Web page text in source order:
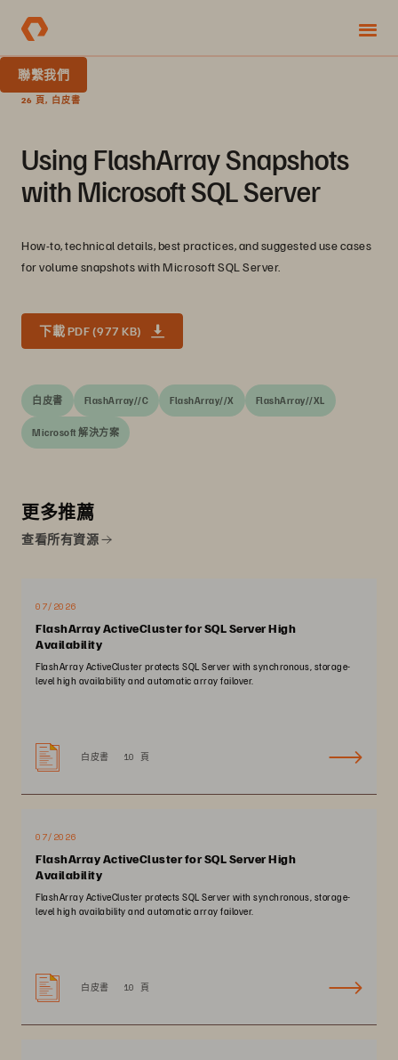
聯繫我們
26 頁, 白皮書
Using FlashArray Snapshots
with Microsoft SQL Server
How-to, technical details, best practices, and suggested use cases
for volume snapshots with Microsoft SQL Server.
下載 PDF (977 KB)
白皮書 FlashArray//C FlashArray//X FlashArray//XL
Microsoft 解決方案
更多推薦
查看所有資源
07/2026
FlashArray ActiveCluster for SQL Server High
Availability
FlashArray ActiveCluster protects SQL Server with synchronous, storage-
level high availability and automatic array failover.
白皮書 10 頁
07/2026
FlashArray ActiveCluster for SQL Server High
Availability
FlashArray ActiveCluster protects SQL Server with synchronous, storage-
level high availability and automatic array failover.
白皮書 10 頁